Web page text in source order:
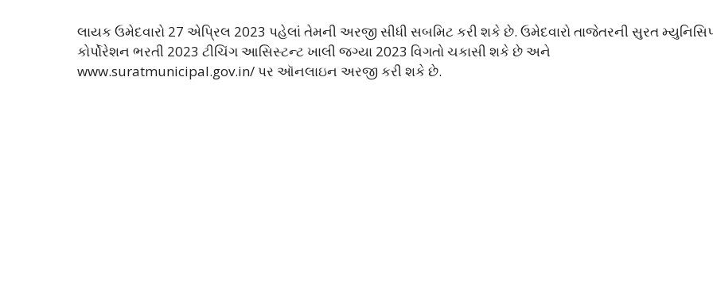
લાયક ઉમેદવારો 27 એપ્રિલ 2023 પહેલાં તેમની અરજી સીધી સબમિટ કરી શકે છે. ઉમેદવારો તાજેતરની સુરત
કોર્પોરેશન ભરતી 2023 ટીચિંગ આસિસ્ટન્ટ ખાલી જગ્યા 2023 વિગતો ચકાસી શકે છે અને
www.suratmunicipal.gov.in/ પર ઑનલાઇન અરજી કરી શકે છે.